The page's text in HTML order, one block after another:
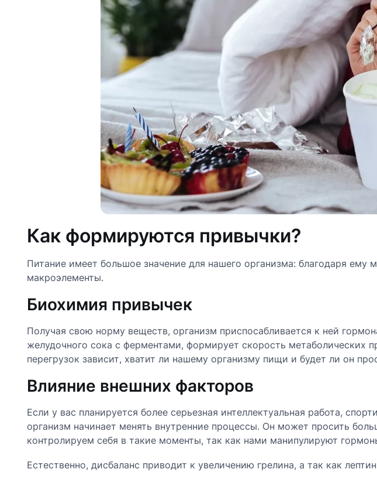
Как формируются привычки?
Питание имеет большое значение для нашего организма: благодаря
макроэлементы.
Биохимия привычек
Получая свою норму веществ, организм приспосабливается к ней
желудочного сока с ферментами, формирует скорость метаболических
перегрузок зависит, хватит ли нашему организму пищи и будет ли он
Влияние внешних факторов
Если у вас планируется более серьезная интеллектуальная работа,
организм начинает менять внутренние процессы. Он может просить
контролируем себя в такие моменты, так как нами манипулируют
Естественно, дисбаланс приводит к увеличению грелина, а так как